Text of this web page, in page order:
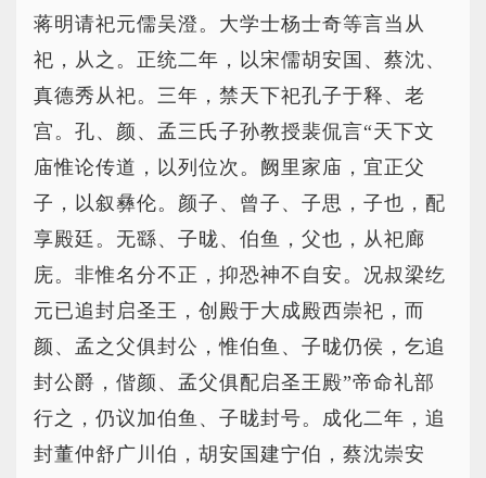
蒋明请祀元儒吴澄。大学士杨士奇等言当从
祀，从之。正统二年，以宋儒胡安国、蔡沈、
真德秀从祀。三年，禁天下祀孔子于释、老
宫。孔、颜、孟三氏子孙教授裴侃言“天下文
庙惟论传道，以列位次。阙里家庙，宜正父
子，以叙彝伦。颜子、曾子、子思，子也，配
享殿廷。无繇、子昽、伯鱼，父也，从祀廊
庑。非惟名分不正，抑恐神不自安。况叔梁纥
元已追封启圣王，创殿于大成殿西崇祀，而
颜、孟之父俱封公，惟伯鱼、子昽仍侯，乞追
封公爵，偕颜、孟父俱配启圣王殿”帝命礼部
行之，仍议加伯鱼、子昽封号。成化二年，追
封董仲舒广川伯，胡安国建宁伯，蔡沈崇安